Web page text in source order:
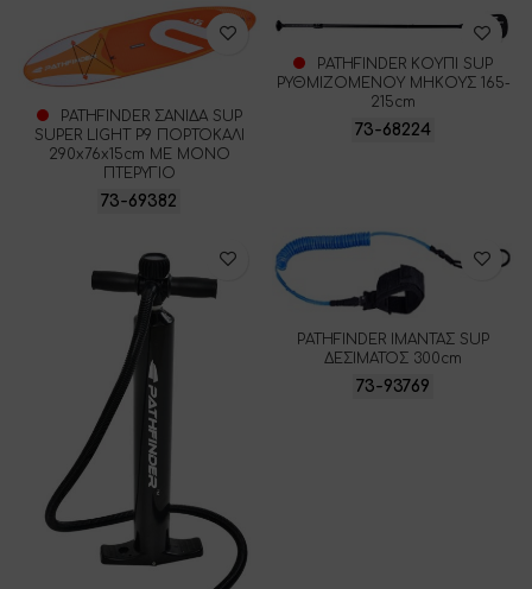
PATHFINDER ΣΑΝΙΔΑ SUP
SUPER LIGHT P9 ΠΟΡΤΟΚΑΛΙ
290x76x15cm ΜΕ ΜΟΝΟ
ΠΤΕΡΥΓΙΟ
73-69382
PATHFINDER ΚΟΥΠΙ SUP
ΡΥΘΜΙΖΟΜΕΝΟΥ ΜΗΚΟΥΣ 165-
215cm
73-68224
PATHFINDER ΙΜΑΝΤΑΣ SUP
ΔΕΣΙΜΑΤΟΣ 300cm
73-93769